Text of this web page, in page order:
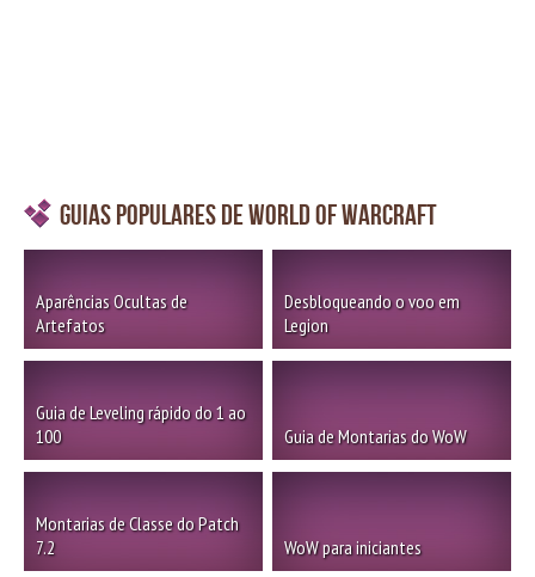
Guias Populares de World of Warcraft
Aparências Ocultas de
Artefatos
Desbloqueando o voo em
Legion
Guia de Leveling rápido do 1 ao
100
Guia de Montarias do WoW
Montarias de Classe do Patch
7.2
WoW para iniciantes